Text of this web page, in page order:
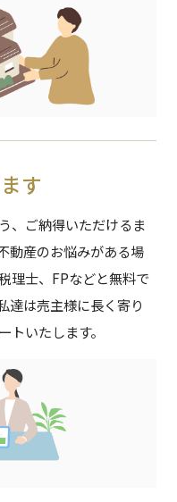
す
、ご納得いただけるま
動産のお悩みがある場
理士、FPなどと無料で
達は売主様に長く寄り
いたします。